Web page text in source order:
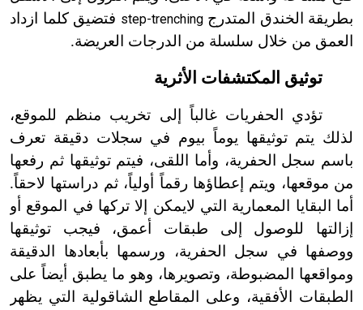
بطريقة الخندق المتدرجstep-trenching فتضيق كلما ازداد
العمق من خلال سلسلة من الدرجات العريضة.
توثيق المكتشفات الأثرية
تؤدي الحفريات غالباً إلى تخريب منظم للموقع،
لذلك يتم توثيقها يوماً بيوم في سجلات دقيقة تعرف
باسم سجل الحفرية، وأما اللقى، فيتم توثيقها ثم رفعها
من موقعها، ويتم إعطاؤها رقماً أولياً، ثم دراستها لاحقاً.
أما البقايا المعمارية التي لايمكن إلا تركها في الموقع أو
إزالتها للوصول إلى طبقات أعمق، فيجب توثيقها
ووصفها في سجل الحفرية، ورسمها بأبعادها الدقيقة
ومواقعها المضبوطة، وتصويرها، وهو ما يطبق أيضاً على
الطبقات الأفقية، وعلى المقاطع الشاقولية التي يظهر